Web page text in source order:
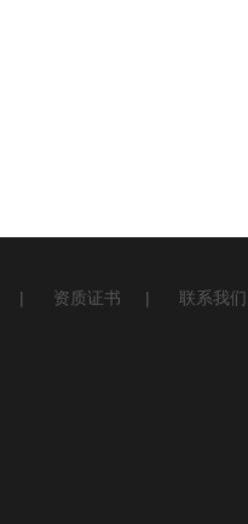
| 资质证书 | 联系我们